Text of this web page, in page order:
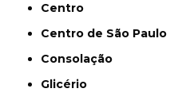
Centro
Centro de São Paulo
Consolação
Glicério